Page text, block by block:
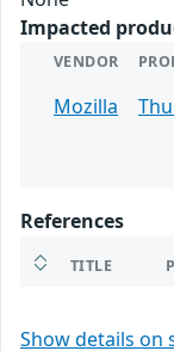
Impacted
VENDOR
Mozilla
References
TITLE
Show details on